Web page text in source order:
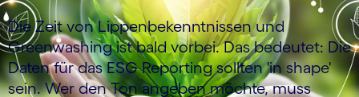
Die Zeit von Lippenbekenntnissen und
Greenwashing ist bald vorbei. Das bedeutet: Die
Daten für das ESG Reporting sollten 'in shape'
sein. Wer den Ton angeben möchte, muss